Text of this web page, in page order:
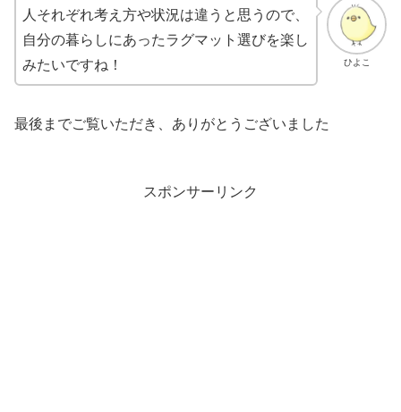
ひよこ
人それぞれ考え方や状況は違うと思うので、
自分の暮らしにあったラグマット選びを楽し
みたいですね！
最後までご覧いただき、ありがとうございました
スポンサーリンク